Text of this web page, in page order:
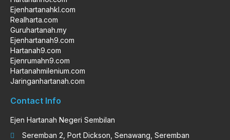
Ejenhartanahkl.com
Realharta.com
Guruhartanah.my
Ejenhartanah9.com
Hartanah9.com
Ejenrumahn9.com
Hartanahmilenium.com
Jaringanhartanah.com
Contact Info
Ejen Hartanah Negeri Sembilan
Seremban 2, Port Dickson, Senawang, Seremban